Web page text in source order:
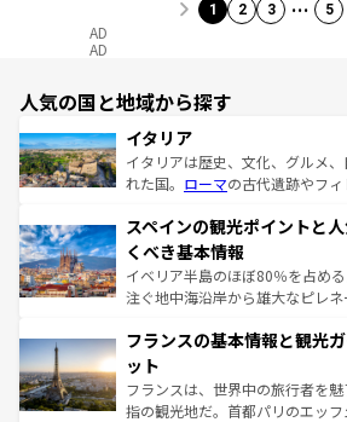
1 2 3 5
AD
AD
人気の国と地域から探す
イタリア
イタリアは歴史、文化、グルメ
れた国。 ローマの古代遺跡やフ
ろん、トスカーナの美しい田園
景など、自然景観も見逃せない。
ピザやパスタなど、絶品のイタ
できる。朝目覚めてから夜眠る
なお、新着のイタリア情報はコン
しい。
スペインの観光ポイントと
くべき基本情報
イベリア半島のほぼ80％を占め
注ぐ地中海沿岸から雄大なピレ
文化が根付くこの国では、情熱
れる闘牛、そして美味しいタパス
る。首都マドリードの洗練され
アートに溢れた街角から、地方
フランスの基本情報と観光
ット
フランスは、世界中の旅行者を
指の観光地だ。首都パリのエッ